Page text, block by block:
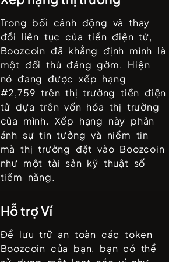
Trong bối cảnh động và thay
đổi liên tục của tiền điện tử,
Boozcoin đã khẳng định mình là
một đối thủ đáng gờm. Hiện
nó đang được xếp hạng
#2,759 trên thị trường tiền điện
tử dựa trên vốn hóa thị trường
của mình. Xếp hạng này phản
ánh sự tin tưởng và niềm tin
mà thị trường đặt vào Boozcoin
như một tài sản kỹ thuật số
tiềm năng.
Hỗ trợ Ví
Để lưu trữ an toàn các token
Boozcoin của bạn, bạn có thể